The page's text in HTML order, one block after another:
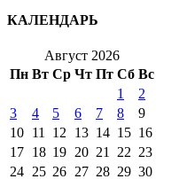
КАЛЕНДАРЬ
Август 2026
Пн Вт Ср Чт Пт Сб Вс
1
2
3
4 5 6 7 8
9
10 11 12 13 14 15 16
17 18 19 20 21 22 23
24 25 26 27 28 29 30